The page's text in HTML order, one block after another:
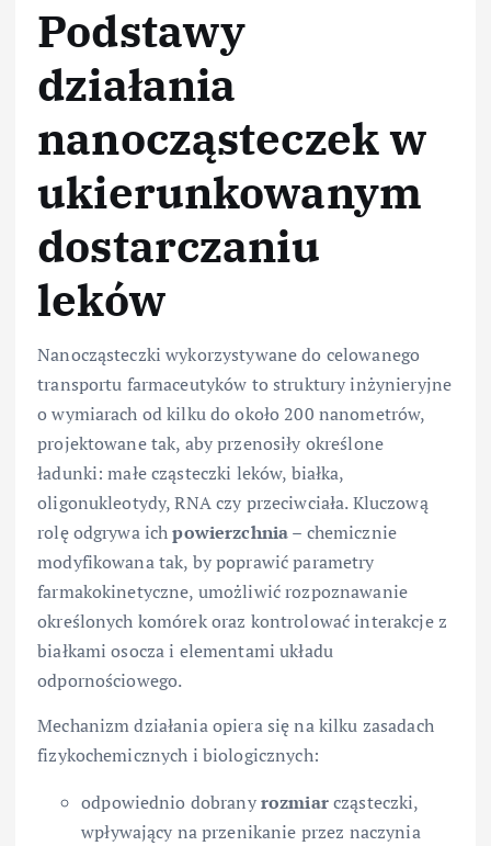
Podstawy
działania
nanocząsteczek w
ukierunkowanym
dostarczaniu
leków
Nanocząsteczki wykorzystywane do celowanego
transportu farmaceutyków to struktury inżynieryjne
o wymiarach od kilku do około 200 nanometrów,
projektowane tak, aby przenosiły określone
ładunki: małe cząsteczki leków, białka,
oligonukleotydy, RNA czy przeciwciała. Kluczową
rolę odgrywa ichpowierzchnia– chemicznie
modyfikowana tak, by poprawić parametry
farmakokinetyczne, umożliwić rozpoznawanie
określonych komórek oraz kontrolować interakcje z
białkami osocza i elementami układu
odpornościowego.
Mechanizm działania opiera się na kilku zasadach
fizykochemicznych i biologicznych:
odpowiednio dobranyrozmiarcząsteczki,
wpływający na przenikanie przez naczynia